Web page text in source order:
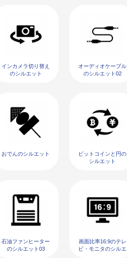
インカメラ切り替え
のシルエット
オーディオケーブル
のシルエット02
おでんのシルエット
ビットコインと円の
シルエット
石油ファンヒーター
のシルエット03
画面比率16:9のテレ
ビ・モニタのシルエ